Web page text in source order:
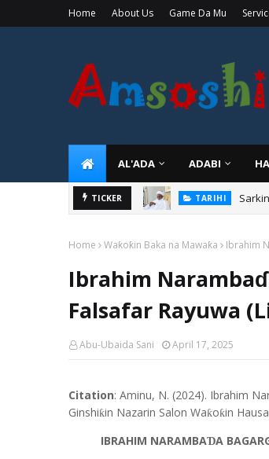
Home About Us Game Da Mu
AL'ADA ADABI
TICKER TARIHI
Home Waƙoƙin Baka na Mawaƙa Ibrahim
Ibrahim
Falsafar Rayuwa
Abu-Ubaida Sani April 17, 2025
Citation: Aminu, N. (2024). Ibrahim
Ginshiƙin Nazarin Salon Waƙoƙin
IBRAHIM NARAMBAƊA